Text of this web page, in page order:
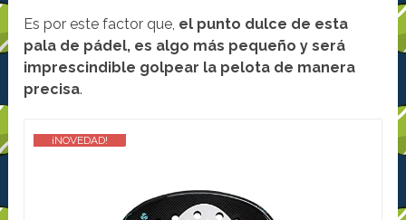
Es por este factor que, el punto dulce de esta
pala de pádel, es algo más pequeño y será
imprescindible golpear la pelota de manera
precisa.
¡NOVEDAD!